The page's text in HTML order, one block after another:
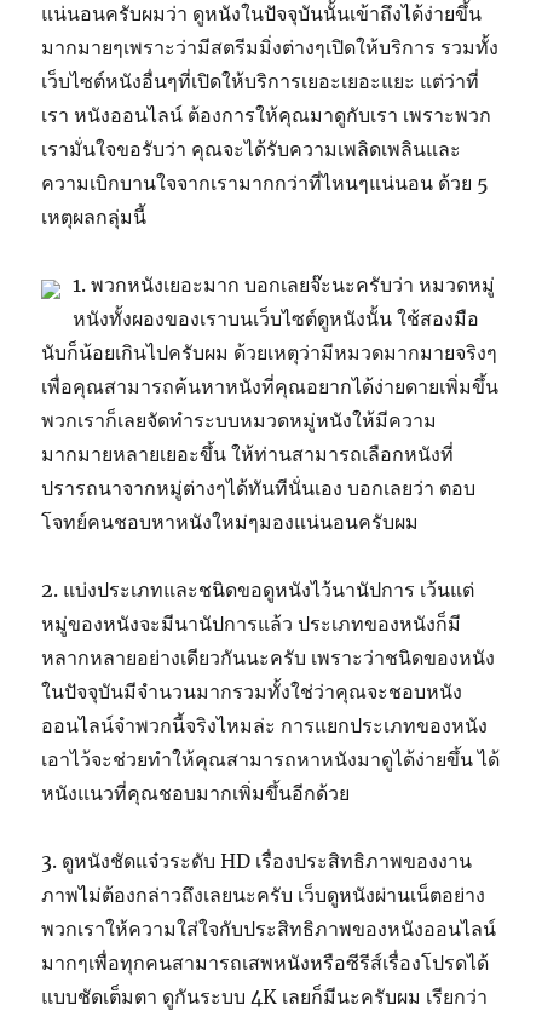
แน่นอนครับผมว่า ดูหนังในปัจจุบันนั้นเข้าถึงได้ง่ายขึ้น
มากมายๆเพราะว่ามีสตรีมมิ่งต่างๆเปิดให้บริการ รวมทั้ง
เว็บไซต์หนังอื่นๆที่เปิดให้บริการเยอะเยอะแยะ แต่ว่าที่
เรา หนังออนไลน์ ต้องการให้คุณมาดูกับเรา เพราะพวก
เรามั่นใจขอรับว่า คุณจะได้รับความเพลิดเพลินและ
ความเบิกบานใจจากเรามากกว่าที่ไหนๆแน่นอน ด้วย 5
เหตุผลกลุ่มนี้
1. พวกหนังเยอะมาก บอกเลยจ๊ะนะครับว่า หมวดหมู่
หนังทั้งผองของเราบนเว็บไซต์ดูหนังนั้น ใช้สองมือ
นับก็น้อยเกินไปครับผม ด้วยเหตุว่ามีหมวดมากมายจริงๆ
เพื่อคุณสามารถค้นหาหนังที่คุณอยากได้ง่ายดายเพิ่มขึ้น
พวกเราก็เลยจัดทำระบบหมวดหมู่หนังให้มีความ
มากมายหลายเยอะขึ้น ให้ท่านสามารถเลือกหนังที่
ปรารถนาจากหมู่ต่างๆได้ทันทีนั่นเอง บอกเลยว่า ตอบ
โจทย์คนชอบหาหนังใหม่ๆมองแน่นอนครับผม
2. แบ่งประเภทและชนิดขอดูหนังไว้นานัปการ เว้นแต่
หมู่ของหนังจะมีนานัปการแล้ว ประเภทของหนังก็มี
หลากหลายอย่างเดียวกันนะครับ เพราะว่าชนิดของหนัง
ในปัจจุบันมีจำนวนมากรวมทั้งใช่ว่าคุณจะชอบหนัง
ออนไลน์จำพวกนี้จริงไหมล่ะ การแยกประเภทของหนัง
เอาไว้จะช่วยทำให้คุณสามารถหาหนังมาดูได้ง่ายขึ้น ได้
หนังแนวที่คุณชอบมากเพิ่มขึ้นอีกด้วย
3. ดูหนังชัดแจ๋วระดับ HD เรื่องประสิทธิภาพของงาน
ภาพไม่ต้องกล่าวถึงเลยนะครับ เว็บดูหนังผ่านเน็ตอย่าง
พวกเราให้ความใส่ใจกับประสิทธิภาพของหนังออนไลน์
มากๆเพื่อทุกคนสามารถเสพหนังหรือซีรีส์เรื่องโปรดได้
แบบชัดเต็มตา ดูกันระบบ 4K เลยก็มีนะครับผม เรียกว่า